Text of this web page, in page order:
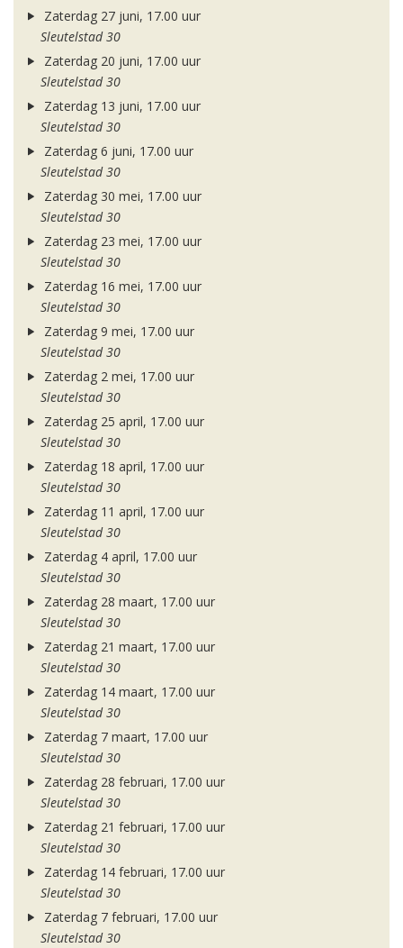
Zaterdag 27 juni, 17.00 uur
Sleutelstad 30
Zaterdag 20 juni, 17.00 uur
Sleutelstad 30
Zaterdag 13 juni, 17.00 uur
Sleutelstad 30
Zaterdag 6 juni, 17.00 uur
Sleutelstad 30
Zaterdag 30 mei, 17.00 uur
Sleutelstad 30
Zaterdag 23 mei, 17.00 uur
Sleutelstad 30
Zaterdag 16 mei, 17.00 uur
Sleutelstad 30
Zaterdag 9 mei, 17.00 uur
Sleutelstad 30
Zaterdag 2 mei, 17.00 uur
Sleutelstad 30
Zaterdag 25 april, 17.00 uur
Sleutelstad 30
Zaterdag 18 april, 17.00 uur
Sleutelstad 30
Zaterdag 11 april, 17.00 uur
Sleutelstad 30
Zaterdag 4 april, 17.00 uur
Sleutelstad 30
Zaterdag 28 maart, 17.00 uur
Sleutelstad 30
Zaterdag 21 maart, 17.00 uur
Sleutelstad 30
Zaterdag 14 maart, 17.00 uur
Sleutelstad 30
Zaterdag 7 maart, 17.00 uur
Sleutelstad 30
Zaterdag 28 februari, 17.00 uur
Sleutelstad 30
Zaterdag 21 februari, 17.00 uur
Sleutelstad 30
Zaterdag 14 februari, 17.00 uur
Sleutelstad 30
Zaterdag 7 februari, 17.00 uur
Sleutelstad 30